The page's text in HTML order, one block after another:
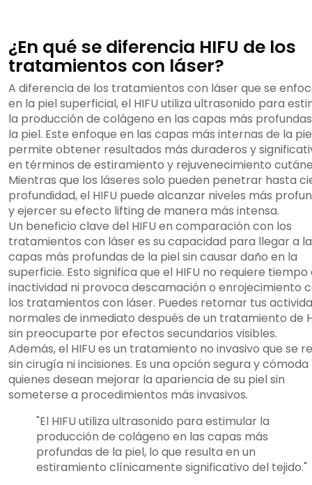
¿En qué se diferencia HIFU de los
tratamientos con láser?
A diferencia de los tratamientos con láser que se
en la piel superficial, el HIFU utiliza ultrasonido para
la producción de colágeno en las capas más
la piel. Este enfoque en las capas más internas de la
permite obtener resultados más duraderos y
en términos de estiramiento y rejuvenecimiento
Mientras que los láseres solo pueden penetrar hasta
profundidad, el HIFU puede alcanzar niveles más
y ejercer su efecto lifting de manera más intensa.
Un beneficio clave del HIFU en comparación con los
tratamientos con láser es su capacidad para llegar a
capas más profundas de la piel sin causar daño en la
superficie. Esto significa que el HIFU no requiere tiempo
inactividad ni provoca descamación o enrojecimiento
los tratamientos con láser. Puedes retomar tus
normales de inmediato después de un tratamiento de
sin preocuparte por efectos secundarios visibles.
Además, el HIFU es un tratamiento no invasivo que se
sin cirugía ni incisiones. Es una opción segura y
quienes desean mejorar la apariencia de su piel sin
someterse a procedimientos más invasivos.
"El HIFU utiliza ultrasonido para estimular la
producción de colágeno en las capas más
profundas de la piel, lo que resulta en un
estiramiento clínicamente significativo del tejido."